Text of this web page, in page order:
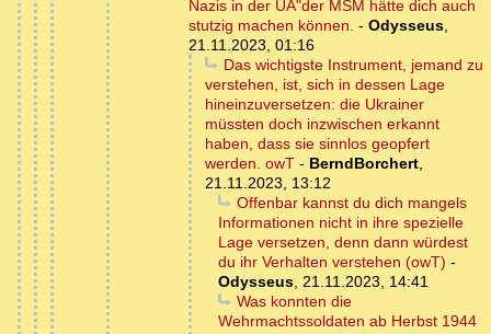
Nazis in der UA"der MSM hätte dich auch
stutzig machen können. - Odysseus,
21.11.2023, 01:16
Das wichtigste Instrument, jemand zu
verstehen, ist, sich in dessen Lage
hineinzuversetzen: die Ukrainer
müssten doch inzwischen erkannt
haben, dass sie sinnlos geopfert
werden. owT - BerndBorchert,
21.11.2023, 13:12
Offenbar kannst du dich mangels
Informationen nicht in ihre spezielle
Lage versetzen, denn dann würdest
du ihr Verhalten verstehen (owT) -
Odysseus, 21.11.2023, 14:41
Was konnten die
Wehrmachtssoldaten ab Herbst 1944